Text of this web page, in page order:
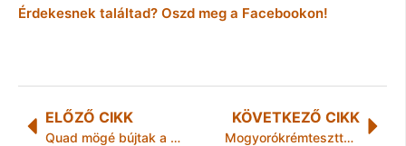
Érdekesnek találtad? Oszd meg a Facebookon!
ELŐZŐ CIKK
Quad mögé bújtak a fivérek a rendőrök elől
KÖVETKEZŐ CIKK
Mogyorókrémteszttel indítja az évet a Szupermenta